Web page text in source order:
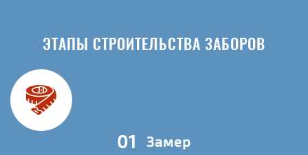
ЭТАПЫ СТРОИТЕЛЬСТВА ЗАБОРОВ
01 Замер